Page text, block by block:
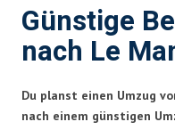
Günstige
nach Le
Du planst einen Umzug
nach einem günstigen